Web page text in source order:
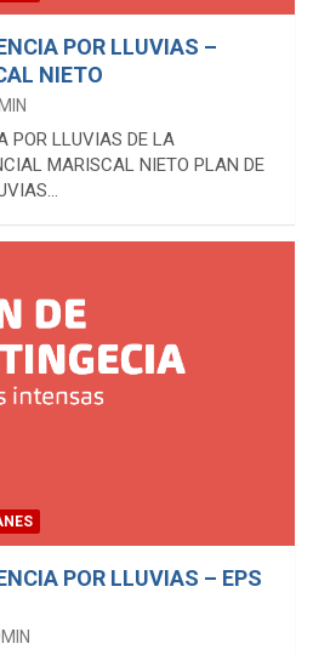
POR LLUVIAS –
NIETO
POR LLUVIAS DE LA
MARISCAL NIETO PLAN DE
POR LLUVIAS – EPS